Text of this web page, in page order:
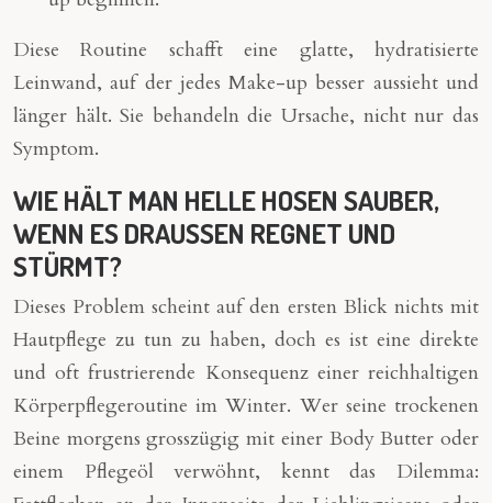
Diese Routine schafft eine glatte, hydratisierte
Leinwand, auf der jedes Make-up besser aussieht und
länger hält. Sie behandeln die Ursache, nicht nur das
Symptom.
WIE HÄLT MAN HELLE HOSEN SAUBER,
WENN ES DRAUSSEN REGNET UND
STÜRMT?
Dieses Problem scheint auf den ersten Blick nichts mit
Hautpflege zu tun zu haben, doch es ist eine direkte
und oft frustrierende Konsequenz einer reichhaltigen
Körperpflegeroutine im Winter. Wer seine trockenen
Beine morgens grosszügig mit einer Body Butter oder
einem Pflegeöl verwöhnt, kennt das Dilemma: